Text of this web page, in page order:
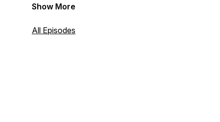
下リンクからPayPalで1円から投げ銭でき
Show More
All Episodes